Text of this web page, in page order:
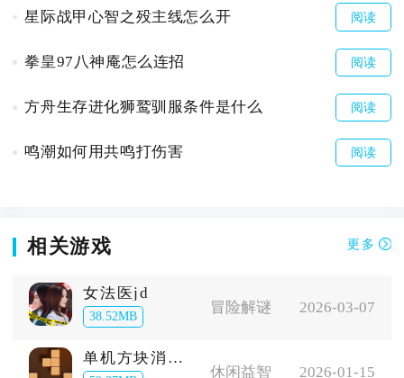
星际战甲心智之殁主线怎么开 阅读
拳皇97八神庵怎么连招 阅读
方舟生存进化狮鹫驯服条件是什么 阅读
鸣潮如何用共鸣打伤害 阅读
相关游戏 更多
女法医jd
38.52MB
冒险解谜 2026-03-07
单机方块消除游戏
休闲益智 2026-01-15